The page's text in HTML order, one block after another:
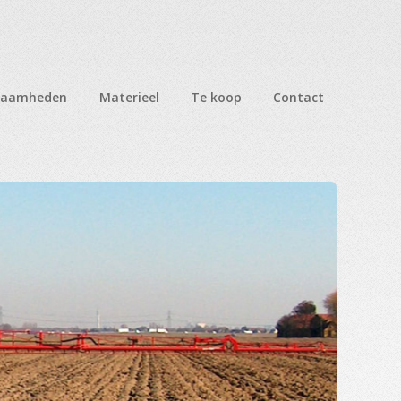
Materieel Te koop Contact